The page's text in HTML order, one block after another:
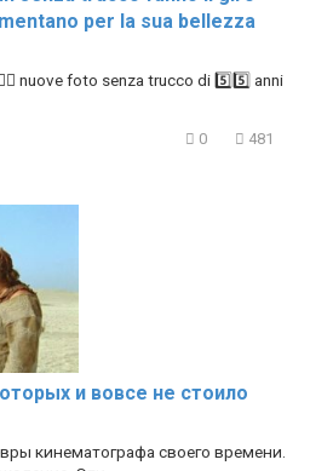
per la sua bellezza
nuove foto senza trucco di 5️⃣5️⃣ anni
0 481
и вовсе не стоило
кинематографа своего времени.